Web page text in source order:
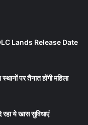
Lands Release Date
पर तैनात होंगी महिला
ये खास सुविधाएं